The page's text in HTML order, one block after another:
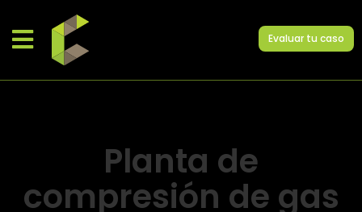
Evaluar tu caso
Planta de
compresión de gas